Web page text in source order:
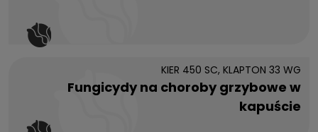
KIER 450 SC, KLAPTON 33 WG
Fungicydy na choroby grzybowe w
kapuście